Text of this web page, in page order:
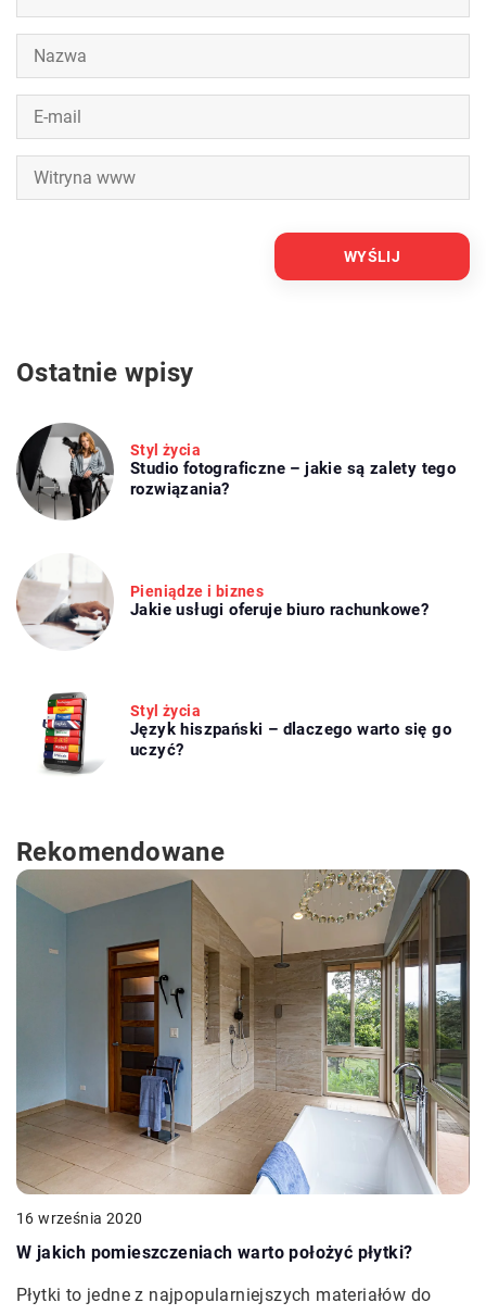
Ostatnie wpisy
Styl życia
Studio fotograficzne – jakie są zalety tego
rozwiązania?
Pieniądze i biznes
Jakie usługi oferuje biuro rachunkowe?
Styl życia
Język hiszpański – dlaczego warto się go
uczyć?
Rekomendowane
16 września 2020
W jakich pomieszczeniach warto położyć płytki?
Płytki to jedne z najpopularniejszych materiałów do